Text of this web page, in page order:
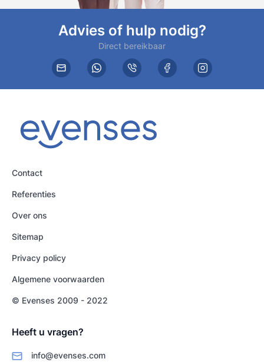
Advies of hulp nodig?
Direct bereikbaar
Contact
Referenties
Over ons
Sitemap
Privacy policy
Algemene voorwaarden
© Evenses 2009 - 2022
Heeft u vragen?
info@evenses.com